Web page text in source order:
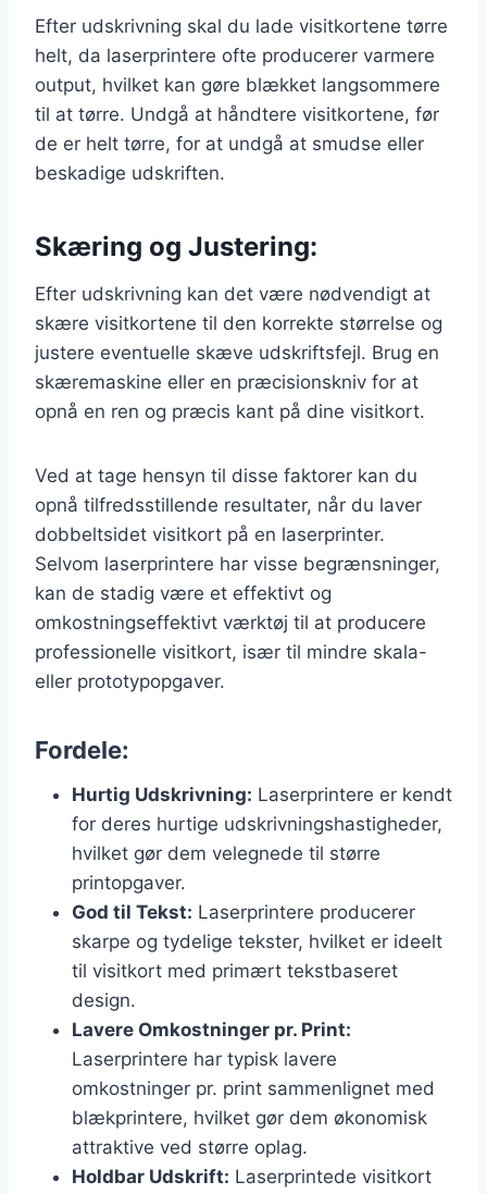
Efter udskrivning skal du lade visitkortene tørre
helt, da laserprintere ofte producerer varmere
output, hvilket kan gøre blækket langsommere
til at tørre. Undgå at håndtere visitkortene, før
de er helt tørre, for at undgå at smudse eller
beskadige udskriften.
Skæring og Justering:
Efter udskrivning kan det være nødvendigt at
skære visitkortene til den korrekte størrelse og
justere eventuelle skæve udskriftsfejl. Brug en
skæremaskine eller en præcisionskniv for at
opnå en ren og præcis kant på dine visitkort.
Ved at tage hensyn til disse faktorer kan du
opnå tilfredsstillende resultater, når du laver
dobbeltsidet visitkort på en laserprinter.
Selvom laserprintere har visse begrænsninger,
kan de stadig være et effektivt og
omkostningseffektivt værktøj til at producere
professionelle visitkort, især til mindre skala-
eller prototypopgaver.
Fordele:
Hurtig Udskrivning: Laserprintere er kendt
for deres hurtige udskrivningshastigheder,
hvilket gør dem velegnede til større
printopgaver.
God til Tekst: Laserprintere producerer
skarpe og tydelige tekster, hvilket er ideelt
til visitkort med primært tekstbaseret
design.
Lavere Omkostninger pr. Print:
Laserprintere har typisk lavere
omkostninger pr. print sammenlignet med
blækprintere, hvilket gør dem økonomisk
attraktive ved større oplag.
Holdbar Udskrift: Laserprintede visitkort